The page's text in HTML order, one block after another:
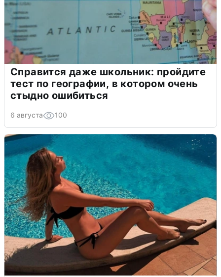
Справится даже школьник: пройдите
тест по географии, в котором очень
стыдно ошибиться
6 августа 100